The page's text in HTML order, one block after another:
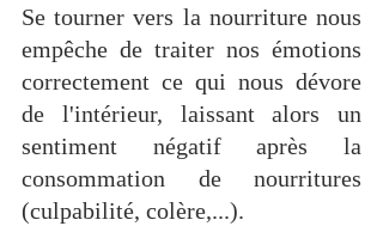
Se tourner vers la nourriture nous
empêche de traiter nos émotions
correctement ce qui nous dévore
de l'intérieur, laissant alors un
sentiment négatif après la
consommation de nourritures
(culpabilité, colère,...).